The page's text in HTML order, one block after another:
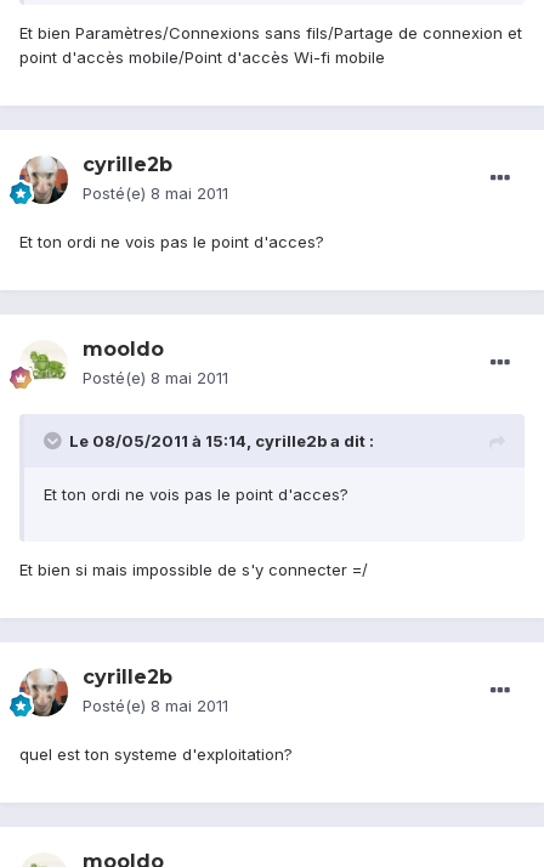
Et bien Paramètres/Connexions sans fils/Partage de connexion et
point d'accès mobile/Point d'accès Wi-fi mobile
cyrille2b
Posté(e) 8 mai 2011
Et ton ordi ne vois pas le point d'acces?
mooldo
Posté(e) 8 mai 2011
Le 08/05/2011 à 15:14, cyrille2b a dit :
Et ton ordi ne vois pas le point d'acces?
Et bien si mais impossible de s'y connecter =/
cyrille2b
Posté(e) 8 mai 2011
quel est ton systeme d'exploitation?
mooldo